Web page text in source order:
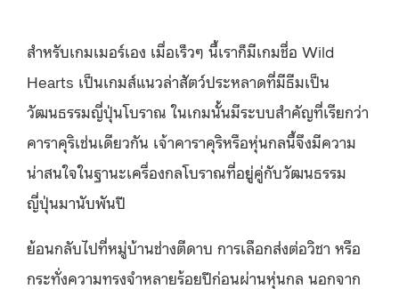
สำหรับเกมเมอร์เอง เมื่อเร็วๆ นี้เราก็มีเกมชื่อ Wild
Hearts เป็นเกมส์แนวล่าสัตว์ประหลาดที่มีธีมเป็น
วัฒนธรรมญี่ปุ่นโบราณ ในเกมนั้นมีระบบสำคัญที่เรียกว่า
คาราคุริเช่นเดียวกัน เจ้าคาราคุริหรือหุ่นกลนี้จึงมีความ
น่าสนใจในฐานะเครื่องกลโบราณที่อยู่คู่กับวัฒนธรรม
ญี่ปุ่นมานับพันปี
ย้อนกลับไปที่หมู่บ้านช่างตีดาบ การเลือกส่งต่อวิชา หรือ
กระทั่งความทรงจำหลายร้อยปีก่อนผ่านหุ่นกล นอกจาก